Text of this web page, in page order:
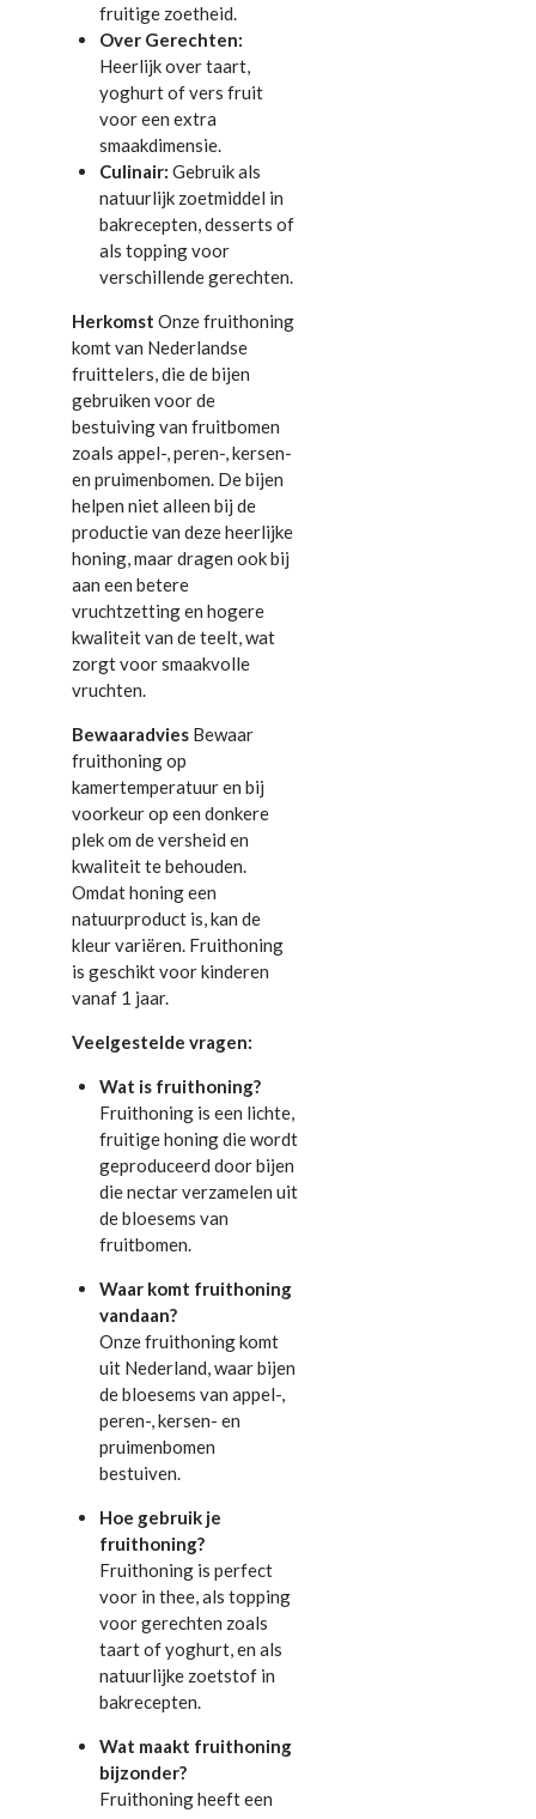
fruitige zoetheid.
Over Gerechten:
Heerlijk over taart,
yoghurt of vers fruit
voor een extra
smaakdimensie.
Culinair: Gebruik als
natuurlijk zoetmiddel in
bakrecepten, desserts of
als topping voor
verschillende gerechten.
Herkomst Onze fruithoning
komt van Nederlandse
fruittelers, die de bijen
gebruiken voor de
bestuiving van fruitbomen
zoals appel-, peren-, kersen-
en pruimenbomen. De bijen
helpen niet alleen bij de
productie van deze heerlijke
honing, maar dragen ook bij
aan een betere
vruchtzetting en hogere
kwaliteit van de teelt, wat
zorgt voor smaakvolle
vruchten.
Bewaaradvies Bewaar
fruithoning op
kamertemperatuur en bij
voorkeur op een donkere
plek om de versheid en
kwaliteit te behouden.
Omdat honing een
natuurproduct is, kan de
kleur variëren. Fruithoning
is geschikt voor kinderen
vanaf 1 jaar.
Veelgestelde vragen:
Wat is fruithoning?
Fruithoning is een lichte,
fruitige honing die wordt
geproduceerd door bijen
die nectar verzamelen uit
de bloesems van
fruitbomen.
Waar komt fruithoning
vandaan?
Onze fruithoning komt
uit Nederland, waar bijen
de bloesems van appel-,
peren-, kersen- en
pruimenbomen
bestuiven.
Hoe gebruik je
fruithoning?
Fruithoning is perfect
voor in thee, als topping
voor gerechten zoals
taart of yoghurt, en als
natuurlijke zoetstof in
bakrecepten.
Wat maakt fruithoning
bijzonder?
Fruithoning heeft een